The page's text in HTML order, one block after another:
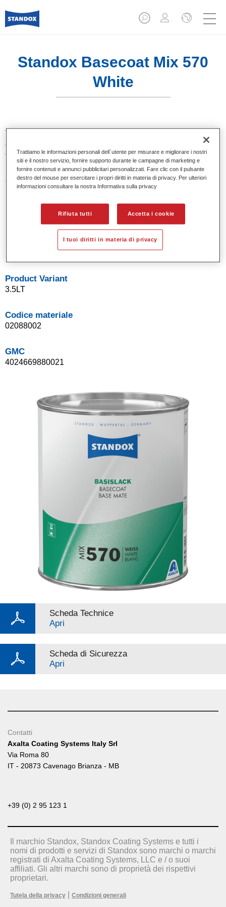
Standox Basecoat Mix 570
White
Tinta base convenzionale con eccezionale potere riempitivo
e buona opacità. Si distingue per l’ottimo punto tinta e per la
facilità di sfumatura. Ideale per riparazioni professionali.
Caratteristiche del prodotto
Colori pastello, metallizzati e perlati.
Eccellenti proprietà di riempimento.
Buona opacità.
Sistema di basi opache a solvente Standox.
Facile da sfumare.
Product Variant
3.5LT
Codice materiale
02088002
GMC
4024669880021
Scheda Technice
Apri
Scheda di Sicurezza
Apri
Contatti
Axalta Coating Systems Italy Srl
Via Roma 80
IT - 20873 Cavenago Brianza - MB
+39 (0) 2 95 123 1
Il marchio Standox, Standox Coating Systems e tutti i
nomi di prodotti e servizi di Standox sono marchi o marchi
registrati di Axalta Coating Systems, LLC e / o suoi
affiliati. Gli altri marchi sono di proprietà dei rispettivi
proprietari.
Tutela della privacy Condizioni generali
Trattiamo le informazioni personali dell`utente per misurare e migliorare i nostri
siti e il nostro servizio, fornire supporto durante le campagne di marketing e
fornire contenuti e annunci pubblicitari personalizzati. Fare clic con il pulsante
destro del mouse per esercitare i propri diritti in materia di privacy. Per ulteriori
informazioni consultare la nostra Informativa sulla privacy
Rifiuta tutti Accetta i cookie
I tuoi diritti in materia di privacy